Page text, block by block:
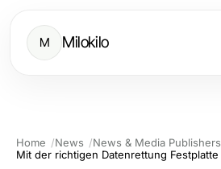
M Milokilo
Home News
News & Media Publishers